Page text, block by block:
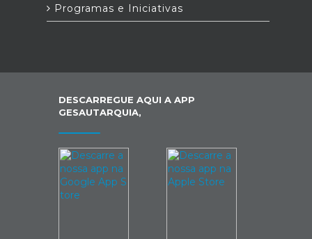
Programas e Iniciativas
DESCARREGUE AQUI A APP
GESAUTARQUIA,